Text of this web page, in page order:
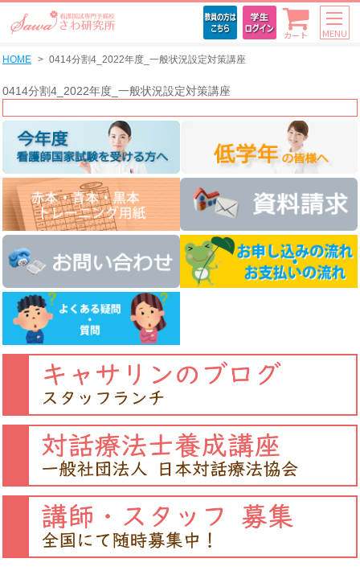
カート MENU
HOME 0414分割4_2022年度_一般状況設定対策講座
0414分割4_2022年度_一般状況設定対策講座